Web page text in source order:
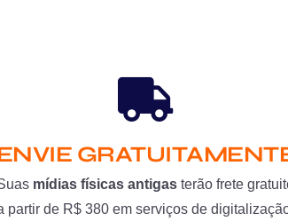
mídias físicas antigas terão frete
partir de R$ 380 em serviços de